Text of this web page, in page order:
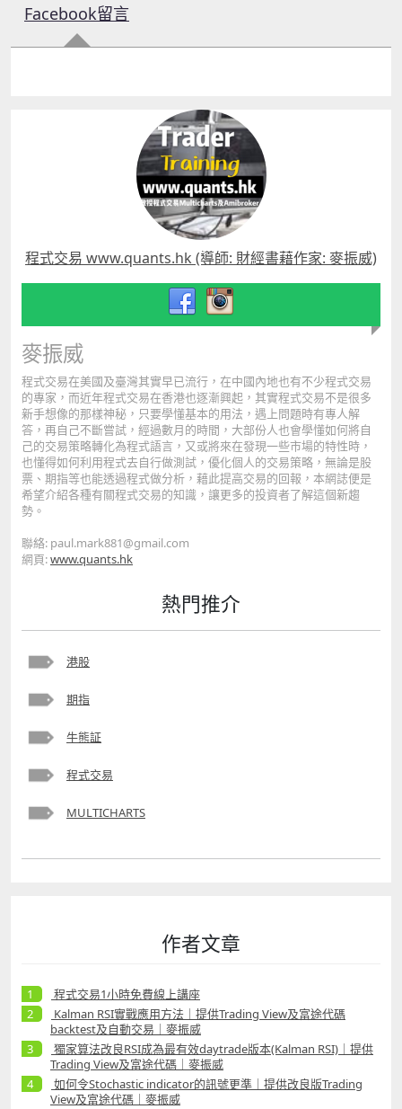
Facebook留言
程式交易 www.quants.hk (導師: 財經書藉作家: 麥振威)
麥振威
程式交易在美國及臺灣其實早已流行，在中國內地也有不少程式交易
的專家，而近年程式交易在香港也逐漸興起，其實程式交易不是很多
新手想像的那樣神秘，只要學懂基本的用法，遇上問題時有專人解
答，再自己不斷嘗試，經過數月的時間，大部份人也會學懂如何將自
己的交易策略轉化為程式語言，又或將來在發現一些市場的特性時，
也懂得如何利用程式去自行做測試，優化個人的交易策略，無論是股
票、期指等也能透過程式做分析，藉此提高交易的回報，本網誌便是
希望介紹各種有關程式交易的知識，讓更多的投資者了解這個新趨
勢。
聯絡: paul.mark881@gmail.com
網頁:www.quants.hk
熱門推介
港股
期指
牛熊証
程式交易
MULTICHARTS
作者文章
程式交易1小時免費線上講座
Kalman RSI實戰應用方法｜提供Trading View及富途代碼
backtest及自動交易｜麥振威
獨家算法改良RSI成為最有效daytrade版本(Kalman RSI)｜提供
Trading View及富途代碼｜麥振威
如何令Stochastic indicator的訊號更準｜提供改良版Trading
View及富途代碼｜麥振威